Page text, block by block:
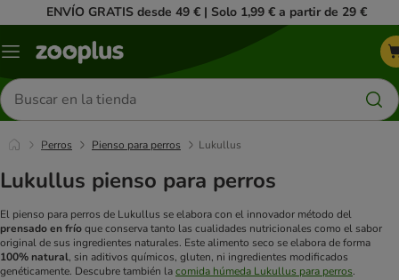
ENVÍO GRATIS desde 49 € | Solo 1,99 € a partir de 29 €
Menú
Buscar
productos
Perros Pienso para perros Lukullus
Lukullus pienso para perros
El pienso para perros de Lukullus se elabora con el innovador método del
prensado en fríoque conserva tanto las cualidades nutricionales como el sabor
original de sus ingredientes naturales. Este alimento seco se elabora de forma
100% natural, sin aditivos químicos, gluten, ni ingredientes modificados
genéticamente. Descubre también lacomida húmeda Lukullus para perros.